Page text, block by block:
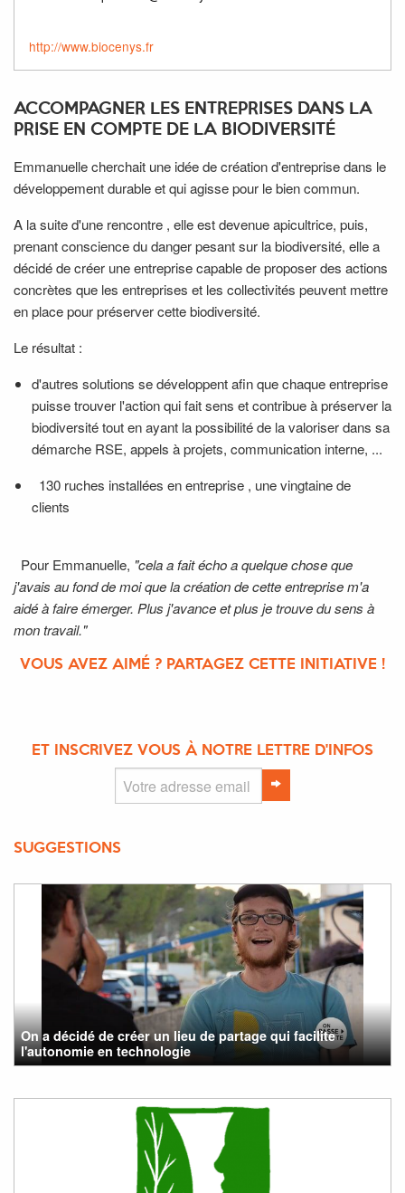
http://www.biocenys.fr
ACCOMPAGNER LES ENTREPRISES DANS LA
PRISE EN COMPTE DE LA BIODIVERSITÉ
Emmanuelle cherchait une idée de création d'entreprise dans le
développement durable et qui agisse pour le bien commun.
A la suite d'une rencontre , elle est devenue apicultrice, puis,
prenant conscience du danger pesant sur la biodiversité, elle a
décidé de créer une entreprise capable de proposer des actions
concrètes que les entreprises et les collectivités peuvent mettre
en place pour préserver cette biodiversité.
Le résultat :
d'autres solutions se développent afin que chaque entreprise
puisse trouver l'action qui fait sens et contribue à préserver la
biodiversité tout en ayant la possibilité de la valoriser dans sa
démarche RSE, appels à projets, communication interne, ...
130 ruches installées en entreprise , une vingtaine de
clients
Pour Emmanuelle, "cela a fait écho a quelque chose que
j'avais au fond de moi que la création de cette entreprise m'a
aidé à faire émerger. Plus j'avance et plus je trouve du sens à
mon travail."
VOUS AVEZ AIMÉ ? PARTAGEZ CETTE INITIATIVE !
ET INSCRIVEZ VOUS À NOTRE LETTRE D'INFOS
SUGGESTIONS
On a décidé de créer un lieu de partage qui facilite
l'autonomie en technologie